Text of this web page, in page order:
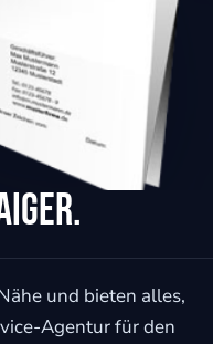
und bieten alles,
Agentur für den